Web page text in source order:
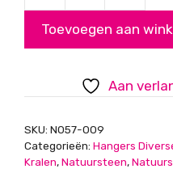
Ster,
Toevoegen aan
Aan
SKU: N057-009
Categorieën: Hangers
Kralen,Natuursteen,